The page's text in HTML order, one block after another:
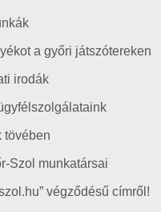
a győri játszótereken
irodák
tövében
Szol munkatársai
végződésű címről!